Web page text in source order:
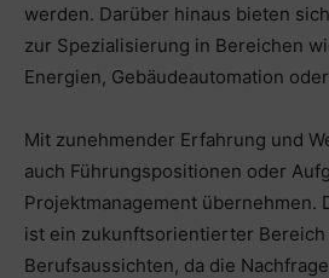
werden. Darüber hinaus bieten
zur Spezialisierung in Bereichen
Energien, Gebäudeautomation
Mit zunehmender Erfahrung und
auch Führungspositionen oder
Projektmanagement übernehmen.
ist ein zukunftsorientierter Bereich
Berufsaussichten, da die